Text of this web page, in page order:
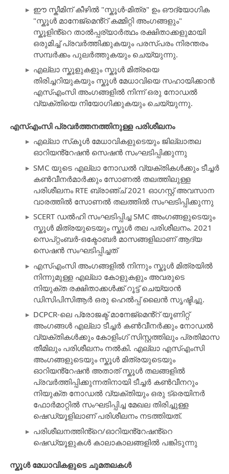
ഈ സ്കീമിന് കീഴിൽ "സ്കൂൾ-മിത്ര" ഉം ഔദ്യോഗിക
"സ്കൂൾ മാനേജ്മെൻ്റ് കമ്മിറ്റി അംഗങ്ങളും"
സ്കൂളിൻ്റെ താൽപ്പര്യാർത്ഥം രക്ഷിതാക്കളുമായി
ഒരുമിച്ച് പ്രവർത്തിക്കുകയും പരസ്പരം നിരന്തരം
സമ്പർക്കം പുലർത്തുകയും ചെയ്യുന്നു.
എല്ലാ സ്കൂളുകളും സ്കൂൾ മിത്രയെ
തിരിച്ചറിയുകയും സ്കൂൾ മേധാവിയെ സഹായിക്കാൻ
എസ്എംസി അംഗങ്ങളിൽ നിന്ന് ഒരു നോഡൽ
വ്യക്തിയെ നിയോഗിക്കുകയും ചെയ്യുന്നു.
എസ്എംസി പ്രവർത്തനത്തിനുള്ള പരിശീലനം
എല്ലാ സ്‌കൂൾ മേധാവികളുടെയും ജില്ലാതല
ഓറിയൻ്റേഷൻ സെഷൻ സംഘടിപ്പിക്കുന്നു
SMC യുടെ എല്ലാ നോഡൽ വ്യക്തികൾക്കും ടീച്ചർ
കൺവീനർമാർക്കും സോണൽ തലത്തിലുള്ള
പരിശീലനം RTE ബ്രാഞ്ച് 2021 ഓഗസ്റ്റ് അവസാന
വാരത്തിൽ സോണൽ തലത്തിൽ സംഘടിപ്പിക്കുന്നു
SCERT ഡൽഹി സംഘടിപ്പിച്ച SMC അംഗങ്ങളുടെയും
സ്കൂൾ മിത്രയുടെയും സ്കൂൾ തല പരിശീലനം. 2021
സെപ്റ്റംബർ-ഒക്ടോബർ മാസങ്ങളിലാണ് ആദ്യ
സെഷൻ സംഘടിപ്പിച്ചത്
എസ്എംസി അംഗങ്ങളിൽ നിന്നും സ്കൂൾ മിത്രയിൽ
നിന്നുമുള്ള എല്ലാ കോളുകളും അവരുടെ
നിയുക്ത രക്ഷിതാക്കൾക്ക് റൂട്ട് ചെയ്യാൻ
ഡിസിപിസിആർ ഒരു ഹെൽപ്പ് ലൈൻ സൃഷ്ടിച്ചു.
DCPCR-ലെ പ്രോജക്ട് മാനേജ്‌മെൻ്റ് യൂണിറ്റ്
അംഗങ്ങൾ എല്ലാ ടീച്ചർ കൺവീനർക്കും നോഡൽ
വ്യക്തികൾക്കും കോളിംഗ് സിസ്റ്റത്തിലും പ്രതിമാസ
തീമിലും പരിശീലനം നൽകി. എല്ലാ എസ്എംസി
അംഗങ്ങളുടെയും സ്കൂൾ മിത്രയുടെയും
ഓറിയൻ്റേഷൻ അതാത് സ്കൂൾ തലങ്ങളിൽ
പ്രവർത്തിപ്പിക്കുന്നതിനായി ടീച്ചർ കൺവീനറും
നിയുക്ത നോഡൽ വ്യക്തിയും ഒരു ട്രെയിനർ
ഫോർമാറ്റിൽ സംഘടിപ്പിച്ച മേഖല തിരിച്ചുള്ള
ഷെഡ്യൂളിലാണ് പരിശീലനം നടത്തിയത്.
പരിശീലനത്തിൻ്റെ/ഓറിയൻ്റേഷൻ്റെ
ഷെഡ്യൂളുകൾ കാലാകാലങ്ങളിൽ പങ്കിടുന്നു
സ്കൂൾ മേധാവികളുടെ ചുമതലകൾ